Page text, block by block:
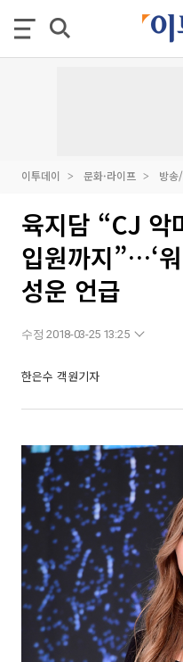
이투데이 문화·라이프 방
육지담 “CJ 악
입원까지”…‘
성운 언급
수정 2018-03-25 13:25
한은수 객원기자